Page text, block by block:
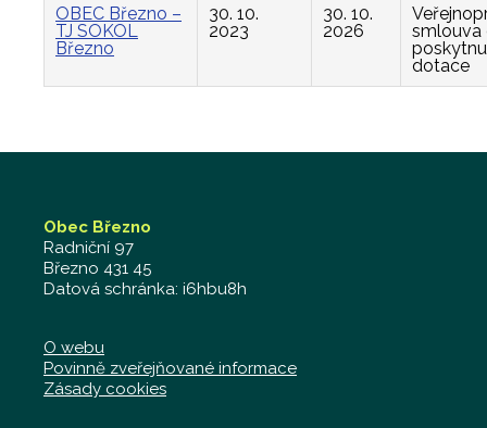
OBEC Březno –
TJ SOKOL
Březno
30. 10.
2023
30. 10.
2026
smlouva
dotace
Obec Březno
Radniční 97
Březno 431 45
Datová schránka: i6hbu8h
O webu
Povinně zveřejňované informace
Zásady cookies